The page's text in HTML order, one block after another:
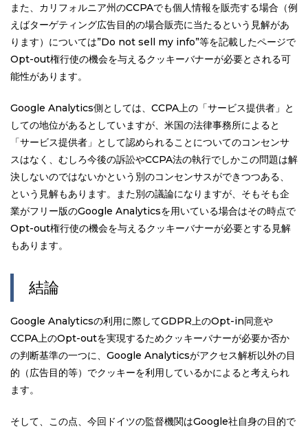
また、カリフォルニア州のCCPAでも個人情報を販売する場合（例
えばターゲティング広告目的の場合販売に当たるという見解があ
ります）については”Do not sell my info”等を記載したページで
Opt-out権行使の機会を与えるクッキーバナーが必要とされる可
能性があります。
Google Analytics側としては、CCPA上の「サービス提供者」と
しての地位があるとしていますが、米国の法律事務所によると
「サービス提供者」として認められることについてのコンセンサ
スはなく、むしろ今後の訴訟やCCPA法の執行でしかこの問題は解
決しないのではないかという別のコンセンサスができつつある、
という見解もあります。また別の議論になりますが、そもそも企
業がフリー版のGoogle Analyticsを用いている場合はその時点で
Opt-out権行使の機会を与えるクッキーバナーが必要とする見解
もあります。
結論
Google Analyticsの利用に際してGDPR上のOpt-in同意や
CCPA上のOpt-outを実現するためクッキーバナーが必要か否か
の判断基準の一つに、Google Analyticsがアクセス解析以外の目
的（広告目的等）でクッキーを利用しているかによると考えられ
ます。
そして、この点、今回ドイツの監督機関はGoogle社自身の目的で